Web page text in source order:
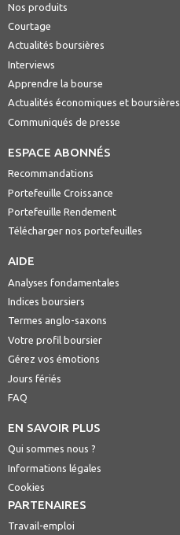
Nos produits
Courtage
Actualités boursières
Interviews
Apprendre la bourse
Actualités économiques et boursières
Communiqués de presse
ESPACE ABONNÉS
Recommandations
Portefeuille Croissance
Portefeuille Rendement
Télécharger nos portefeuilles
AIDE
Analyses fondamentales
Indices boursiers
Termes anglo-saxons
Votre profil boursier
Gérez vos émotions
Jours fériés
FAQ
EN SAVOIR PLUS
Qui sommes nous ?
Informations légales
Cookies
PARTENAIRES
Travail-emploi